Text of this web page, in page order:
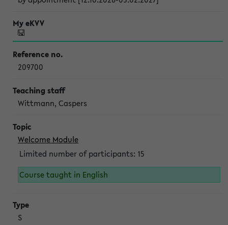
209700
Wittmann, Caspers
Welcome Module
Limited number of participants: 15
Course taught in English
S